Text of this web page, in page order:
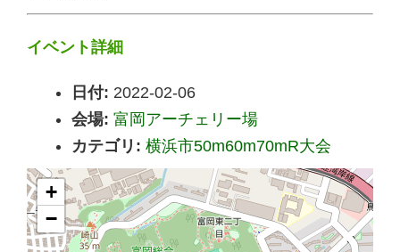
イベント詳細
日付: 2022-02-06
会場: 富岡アーチェリー場
カテゴリ: 横浜市50m60m70mR大会
+
−